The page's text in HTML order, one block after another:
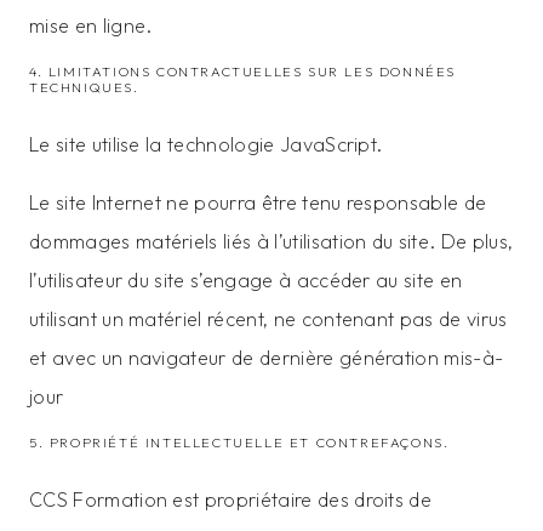
mise en ligne.
4. LIMITATIONS CONTRACTUELLES SUR LES DONNÉES
TECHNIQUES.
Le site utilise la technologie JavaScript.
Le site Internet ne pourra être tenu responsable de
dommages matériels liés à l’utilisation du site. De plus,
l’utilisateur du site s’engage à accéder au site en
utilisant un matériel récent, ne contenant pas de virus
et avec un navigateur de dernière génération mis-à-
jour
5. PROPRIÉTÉ INTELLECTUELLE ET CONTREFAÇONS.
CCS Formation est propriétaire des droits de